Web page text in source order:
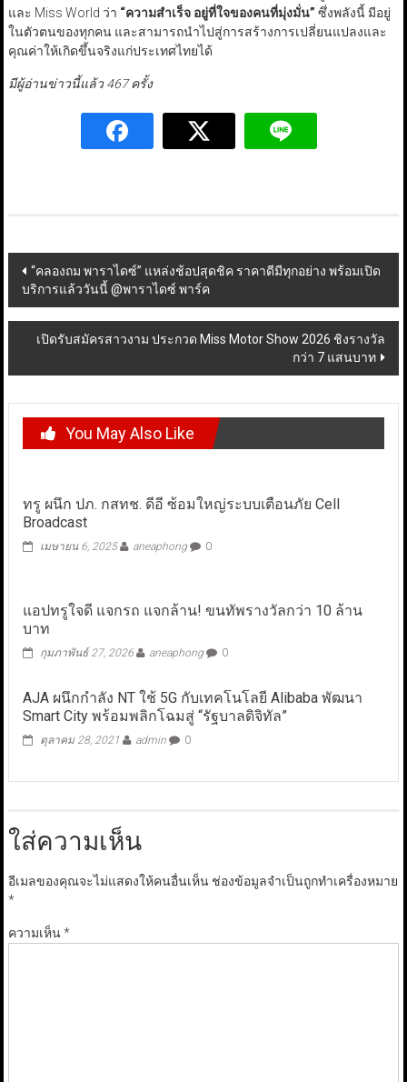
และ Miss World ว่า “ความสำเร็จ อยู่ที่ใจของคนที่มุ่งมั่น” ซึ่งพลังนี้ มีอยู่
ในตัวตนของทุกคน และสามารถนำไปสู่การสร้างการเปลี่ยนแปลงและ
คุณค่าให้เกิดขึ้นจริงแก่ประเทศไทยได้
มีผู้อ่านข่าวนี้แล้ว 467 ครั้ง
Post
navigation
“คลองถม พาราไดซ์” แหล่งช้อปสุดชิค ราคาดีมีทุกอย่าง พร้อมเปิด
บริการแล้ววันนี้ @พาราไดซ์ พาร์ค
เปิดรับสมัครสาวงาม ประกวด Miss Motor Show 2026 ชิงรางวัล
กว่า 7 แสนบาท
You May Also Like
ทรู ผนึก ปภ. กสทช. ดีอี ซ้อมใหญ่ระบบเตือนภัย Cell
Broadcast
เมษายน 6, 2025 aneaphong 0
แอปทรูใจดี แจกรถ แจกล้าน! ขนทัพรางวัลกว่า 10 ล้าน
บาท
กุมภาพันธ์ 27, 2026 aneaphong 0
AJA ผนึกกำลัง NT ใช้ 5G กับเทคโนโลยี Alibaba พัฒนา
Smart City พร้อมพลิกโฉมสู่ “รัฐบาลดิจิทัล”
ตุลาคม 28, 2021 admin 0
ใส่ความเห็น
อีเมลของคุณจะไม่แสดงให้คนอื่นเห็น ช่องข้อมูลจำเป็นถูกทำเครื่องหมาย
*
ความเห็น*